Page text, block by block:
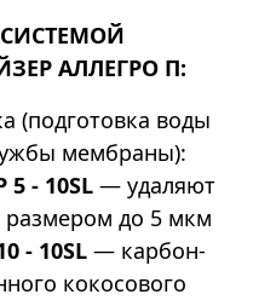
АЛЛЕГРО П:
(подготовка воды
мембраны):
5 - 10SL — удаляют
до 5 мкм
- 10SL — карбон-
кокосового